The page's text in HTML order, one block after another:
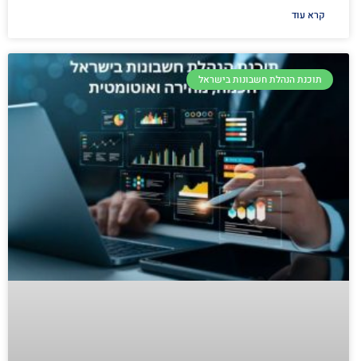
קרא עוד
תוכנת הנהלת חשבונות בישראל